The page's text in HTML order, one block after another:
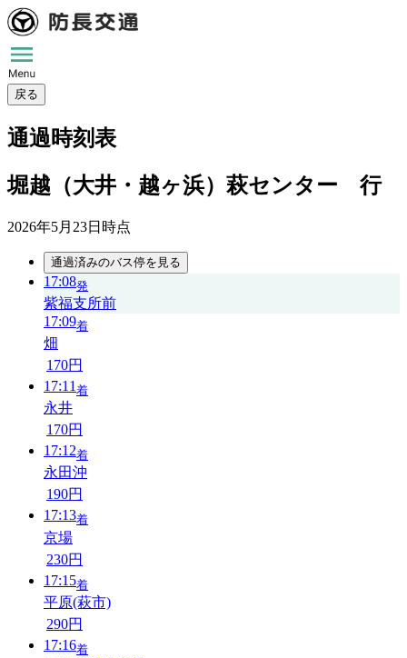
戻る
通過時刻表
堀越（大井・越ヶ浜）萩センター 行
2026年5月23日 時点
通過済みのバス停を見る
17:08発
紫福支所前
17:09着
畑
170円
17:11 着
永井
170円
17:12着
永田沖
190円
17:13着
京場
230円
17:15着
平原(萩市)
290円
17:16着